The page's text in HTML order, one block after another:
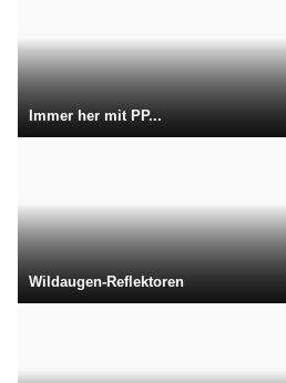
Immer her mit PP...
Wildaugen-Reflektoren